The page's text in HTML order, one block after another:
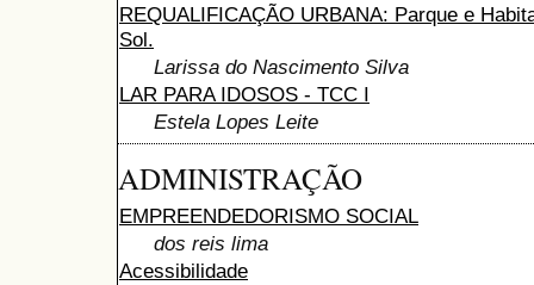
REQUALIFICAÇÃO URBANA: Parque e
Sol.
Larissa do Nascimento Silva
LAR PARA IDOSOS - TCC I
Estela Lopes Leite
ADMINISTRAÇÃO
EMPREENDEDORISMO SOCIAL
dos reis lima
Acessibilidade